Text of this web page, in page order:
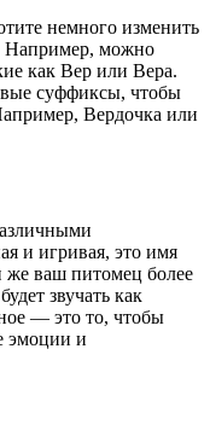
немного изменить
Например, можно
как Вер или Вера.
суффиксы, чтобы
Вердочка или
и игривая, это имя
же ваш питомец более
звучать как
— это то, чтобы
эмоции и